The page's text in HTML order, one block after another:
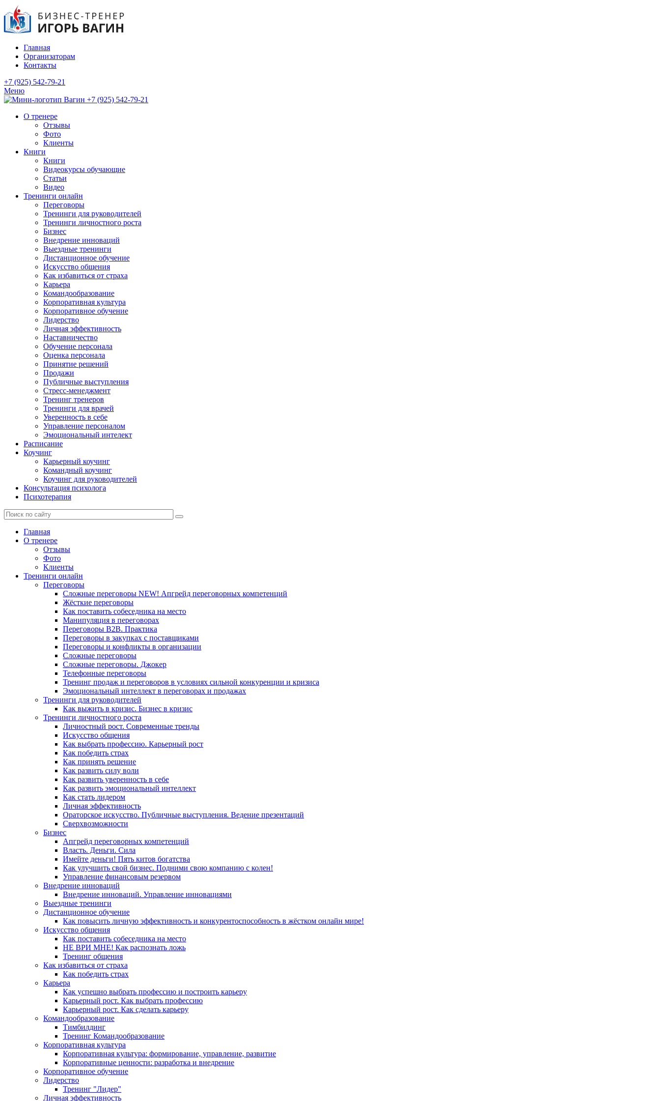
Главная
Организаторам
Контакты
+7 (925) 542-79-21
Меню
+7 (925) 542-79-21
О тренере
Отзывы
Фото
Клиенты
Книги
Книги
Видеокурсы обучающие
Статьи
Видео
Тренинги онлайн
Переговоры
Тренинги для руководителей
Тренинги личностного роста
Бизнес
Внедрение инноваций
Выездные тренинги
Дистанционное обучение
Искусство общения
Как избавиться от страха
Карьера
Командообразование
Корпоративная культура
Корпоративное обучение
Лидерство
Личная эффективность
Наставничество
Обучение персонала
Оценка персонала
Принятие решений
Продажи
Публичные выступления
Стресс-менеджмент
Тренинг тренеров
Тренинги для врачей
Уверенность в себе
Управление персоналом
Эмоциональный интелект
Расписание
Коучинг
Карьерный коучинг
Командный коучинг
Коучинг для руководителей
Консультация психолога
Психотерапия
Главная
О тренере
Отзывы
Фото
Клиенты
Тренинги онлайн
Переговоры
Сложные переговоры NEW! Апгрейд переговорных компетенций
Жёсткие переговоры
Как поставить собеседника на место
Манипуляция в переговорах
Переговоры B2B. Практика
Переговоры в закупках с поставщиками
Переговоры и конфликты в организации
Сложные переговоры
Сложные переговоры. Джокер
Телефонные переговоры
Тренинг продаж и переговоров в условиях сильной конкуренции и кризиса
Эмоциональный интеллект в переговорах и продажах
Тренинги для руководителей
Как выжить в кризис. Бизнес в кризис
Тренинги личностного роста
Личностный рост. Современные тренды
Искусство общения
Как выбрать профессию. Карьерный рост
Как победить страх
Как принять решение
Как развить силу воли
Как развить уверенность в себе
Как развить эмоциональный интеллект
Как стать лидером
Личная эффективность
Ораторское искусство. Публичные выступления. Ведение презентаций
Сверхвозможности
Бизнес
Апгрейд переговорных компетенций
Власть. Деньги. Сила
Имейте деньги! Пять китов богатства
Как улучшить свой бизнес. Подними свою компанию с колен!
Управление финансовым резервом
Внедрение инноваций
Внедрение инноваций. Управление инновациями
Выездные тренинги
Дистанционное обучение
Как повысить личную эффективность и конкурентоспособность в жёстком онлайн мире!
Искусство общения
Как поставить собеседника на место
НЕ ВРИ МНЕ! Как распознать ложь
Тренинг общения
Как избавиться от страха
Как победить страх
Карьера
Как успешно выбрать профессию и построить карьеру
Карьерный рост. Как выбрать профессию
Карьерный рост. Как сделать карьеру
Командообразование
Тимбилдинг
Тренинг Командообразование
Корпоративная культура
Корпоративная культура: формирование, управление, развитие
Корпоративные ценности: разработка и внедрение
Корпоративное обучение
Лидерство
Тренинг "Лидер"
Личная эффективность